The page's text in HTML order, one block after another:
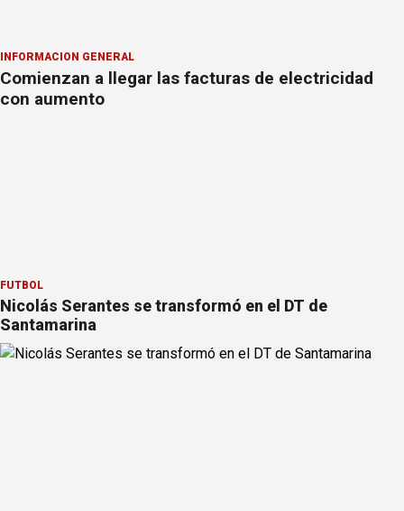
INFORMACION GENERAL
Comienzan a llegar las facturas de electricidad
con aumento
FÚTBOL
Nicolás Serantes se transformó en el DT de
Santamarina